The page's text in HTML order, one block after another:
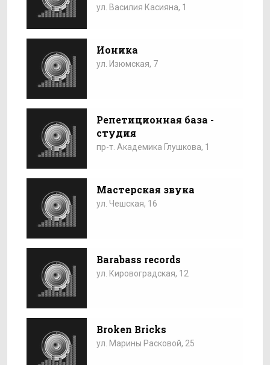
ул. Василия Касияна, 1
Ионика
ул. Изюмская, 7
Репетиционная база -
студия
пр-т. Академика Глушкова, 1
Мастерская звука
ул. Чешская, 16
Barabass records
ул. Кировоградская, 12
Broken Bricks
ул. Марины Расковой, 25